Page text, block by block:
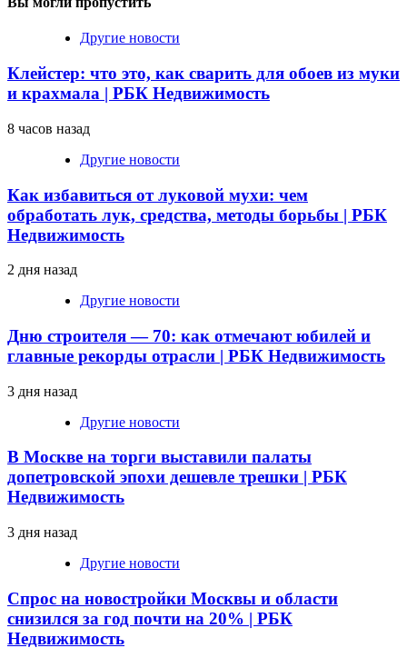
Другие новости
Клейстер: что это, как сварить для обоев из муки
и крахмала | РБК Недвижимость
8 часов назад
Другие новости
Как избавиться от луковой мухи: чем
обработать лук, средства, методы борьбы | РБК
Недвижимость
2 дня назад
Другие новости
Дню строителя — 70: как отмечают юбилей и
главные рекорды отрасли | РБК Недвижимость
3 дня назад
Другие новости
В Москве на торги выставили палаты
допетровской эпохи дешевле трешки | РБК
Недвижимость
3 дня назад
Другие новости
Спрос на новостройки Москвы и области
снизился за год почти на 20% | РБК
Недвижимость